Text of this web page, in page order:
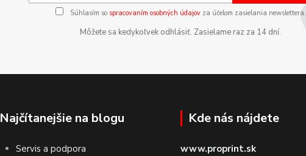
Súhlasím so spracovaním osobných údajovza účelom zasielania newslettera.
Môžete sa kedykoľvek odhlásiť. Zasielame raz za 14 dní.
Najčítanejšie na blogu
Servis a podpora
Kde nás nájdete
www.proprint.sk